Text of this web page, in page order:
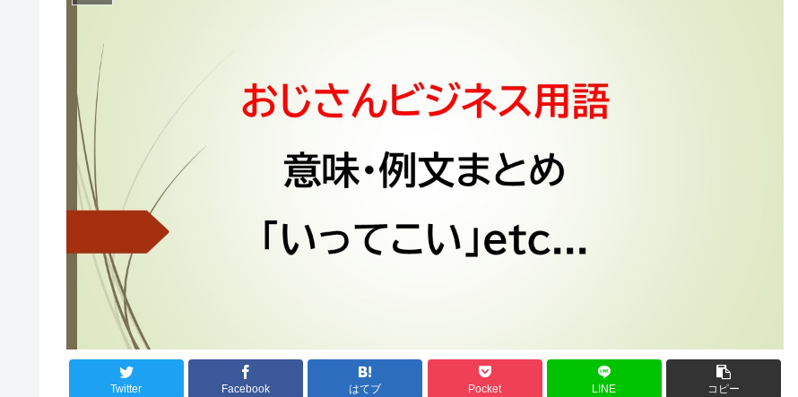
Twitter Facebook はてブ Pocket LINE コピー